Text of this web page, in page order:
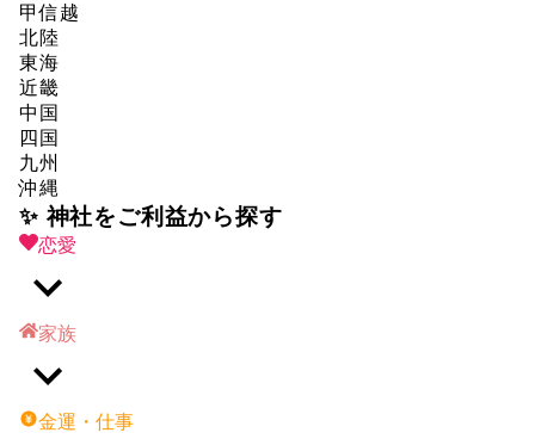
甲信越
北陸
東海
近畿
中国
四国
九州
沖縄
✨ 神社をご利益から探す
恋愛
家族
金運・仕事